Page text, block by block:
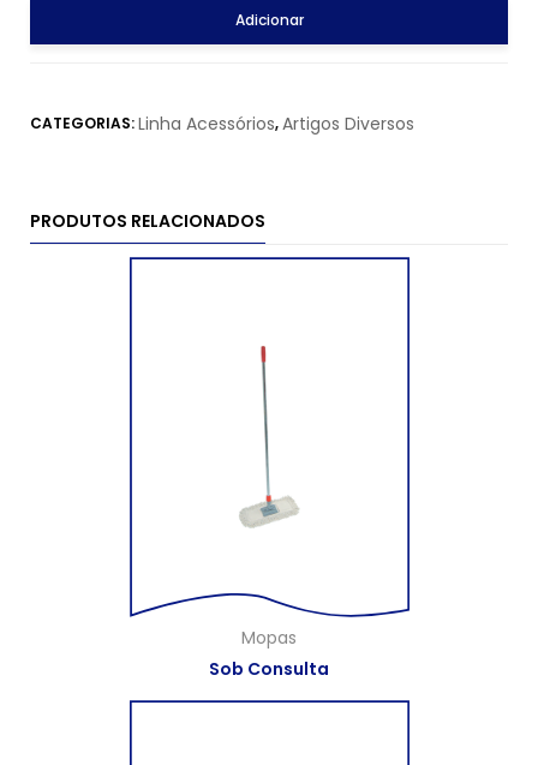
Adicionar
CATEGORIAS:Linha Acessórios,Artigos Diversos
PRODUTOS RELACIONADOS
Mopas
Sob Consulta